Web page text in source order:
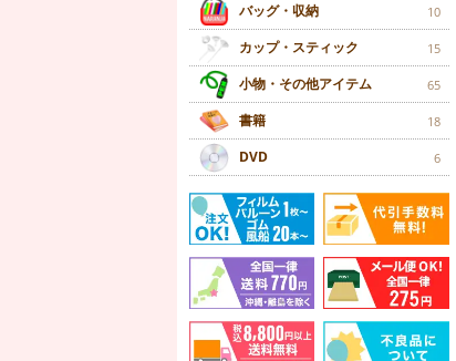
バッグ・収納 10
カップ・スティック 15
小物・その他アイテム 65
書籍 18
DVD 6